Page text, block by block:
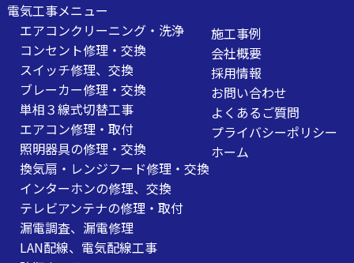
電気工事メニュー
エアコンクリーニング・洗浄
コンセント修理・交換
スイッチ修理、交換
ブレーカー修理・交換
単相３線式切替工事
エアコン修理・取付
照明器具の修理・交換
換気扇・レンジフード修理・交換
インターホンの修理、交換
テレビアンテナの修理・取付
漏電調査、漏電修理
LAN配線、電気配線工事
施工事例
会社概要
採用情報
お問い合わせ
よくあるご質問
プライバシーポリシー
ホーム